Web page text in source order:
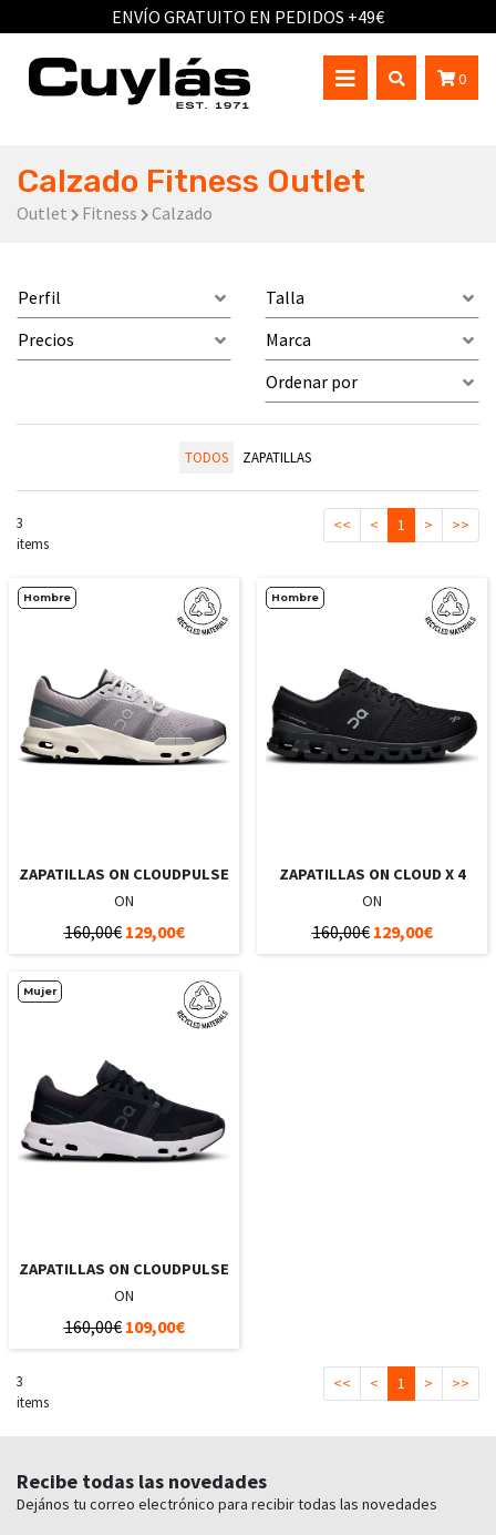
ENVÍO GRATUITO EN PEDIDOS +49€
0
Calzado Fitness Outlet
Outlet Fitness Calzado
Perfil
Talla
Precios
Marca
Ordenar por
TODOS ZAPATILLAS
3
items
<< < 1 > >>
Hombre
ZAPATILLAS ON CLOUDPULSE
ON
160,00€ 129,00€
Hombre
ZAPATILLAS ON CLOUD X 4
ON
160,00€ 129,00€
Mujer
ZAPATILLAS ON CLOUDPULSE
ON
160,00€ 109,00€
3
items
<< < 1 > >>
Recibe todas las novedades
Dejános tu correo electrónico para recibir todas las novedades